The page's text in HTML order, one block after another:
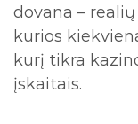
dovana –
kurios
kurį tikra
įskaitais.